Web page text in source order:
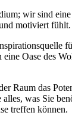
wir sind
motiviert
Oase des
Raum das
was Sie
treffen können.